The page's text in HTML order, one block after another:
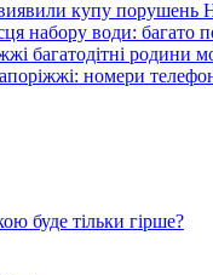
купу порушень
набору води: багато
багатодітні родини
номери
буде тільки гірше?